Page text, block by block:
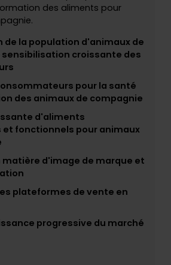
des aliments pour
la population d'animaux de
croissante des
pour la santé
des animaux de compagnie
d'aliments
et fonctionnels pour animaux
matière d'image de marque et
plateformes de vente en
progressive du marché